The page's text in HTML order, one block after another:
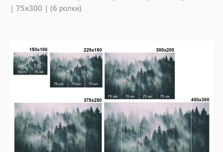
| 75x300 | (6 ролки)